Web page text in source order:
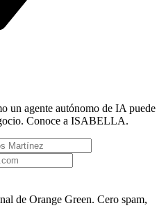
un agente autónomo de IA puede
Conoce a ISABELLA.
de Orange Green. Cero spam,